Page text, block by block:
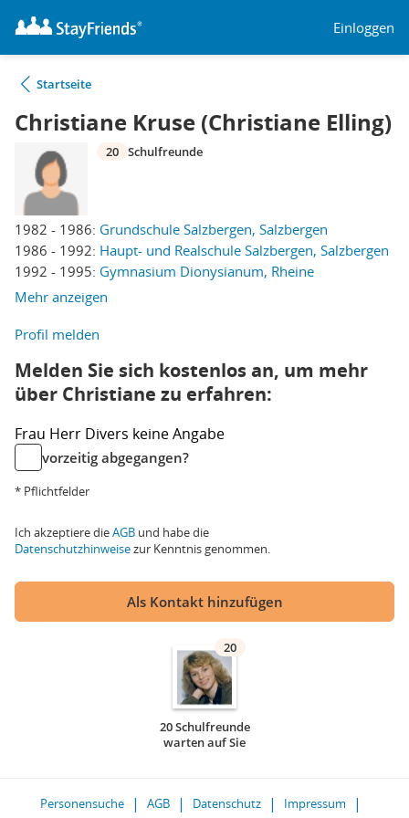
Einloggen
Startseite
Christiane Kruse (Christiane Elling)
1982 - 1986: Grundschule Salzbergen, Salzbergen
1986 - 1992: Haupt- und Realschule Salzbergen, Salzbergen
1992 - 1995: Gymnasium Dionysianum, Rheine
Mehr anzeigen
20 Schulfreunde
Profil melden
Melden Sie sich kostenlos an, um mehr
über Christiane zu erfahren:
Frau Herr Divers keine Angabe
vorzeitig abgegangen?
* Pflichtfelder
Ich akzeptiere dieAGB und habe die
Datenschutzhinweisezur Kenntnis genommen.
Als Kontakt hinzufügen
20
20 Schulfreunde
warten auf Sie
Personensuche AGB Datenschutz
Impressum